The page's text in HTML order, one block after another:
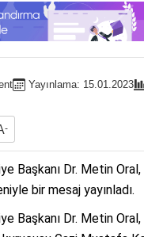
Yayınlama: 15.01.2023
-
Başkanı Dr. Metin Oral,
bir mesaj yayınladı.
Başkanı Dr. Metin